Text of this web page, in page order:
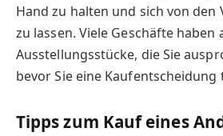
Hand zu halten und sich von
zu lassen. Viele Geschäfte haben
Ausstellungsstücke, die Sie
bevor Sie eine Kaufentscheidung
Tipps zum Kauf eines